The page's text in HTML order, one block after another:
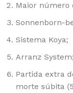
Maior número
Sonnenborn-
Sistema Koya;
Arranz System;
Partida extra
morte súbita